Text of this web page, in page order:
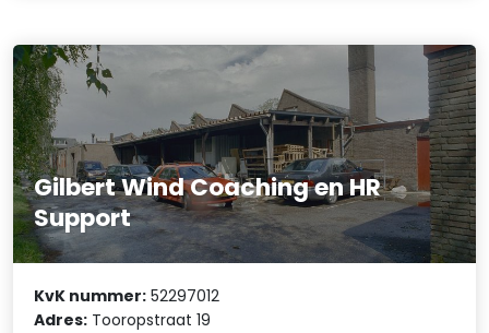
Gilbert Wind Coaching en HR
Support
KvK nummer: 52297012
Adres: Tooropstraat 19